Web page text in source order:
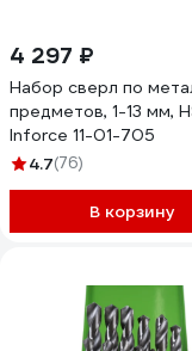
4 297 ₽
Набор сверл по
предметов, 1-13 мм,
Inforce 11-01-705
4.7(76)
В корзину